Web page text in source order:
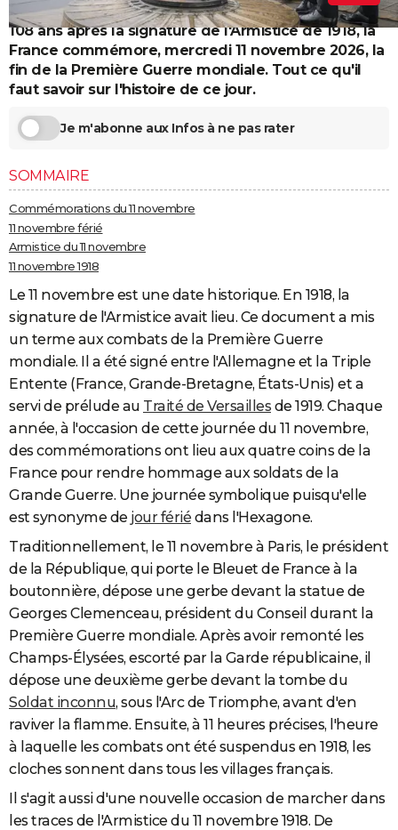
Destinations
City break
Voyage nature
Voyage de noces
Forum
Climat
+
PHOTO
GUIDES D'ACHAT
BONS PLANS
CARTE DE VOEUX
PROGRAMME TV
COPAINS D'AVANT
S'inscrire
Se connecter
Lycées
Collèges
Primaires
Universités
Entreprises
Service militaire
Avis de recherche
AVIS DE DÉCÈS
FORUM
Bricolage
Lifestyle
Culture
Sport
Auto
Television
Voyage
Cinema
108 ans après la signature de l'Armistice de 1918, la
France commémore, mercredi 11 novembre 2026, la
fin de la Première Guerre mondiale. Tout ce qu'il
faut savoir sur l'histoire de ce jour.
Je m'abonne aux Infos à ne pas rater
SOMMAIRE
Commémorations du 11 novembre
11 novembre férié
Armistice du 11 novembre
11 novembre 1918
Le 11 novembre est une date historique. En 1918, la
signature de l'Armistice avait lieu. Ce document a mis
un terme aux combats de la Première Guerre
mondiale. Il a été signé entre l'Allemagne et la Triple
Entente (France, Grande-Bretagne, États-Unis) et a
servi de prélude au Traité de Versailles de 1919. Chaque
année, à l'occasion de cette journée du 11 novembre,
des commémorations ont lieu aux quatre coins de la
France pour rendre hommage aux soldats de la
Grande Guerre. Une journée symbolique puisqu'elle
est synonyme de jour férié dans l'Hexagone.
Traditionnellement, le 11 novembre à Paris, le président
de la République, qui porte le Bleuet de France à la
boutonnière, dépose une gerbe devant la statue de
Georges Clemenceau, président du Conseil durant la
Première Guerre mondiale. Après avoir remonté les
Champs-Élysées, escorté par la Garde républicaine, il
dépose une deuxième gerbe devant la tombe du
Soldat inconnu, sous l'Arc de Triomphe, avant d'en
raviver la flamme. Ensuite, à 11 heures précises, l'heure
à laquelle les combats ont été suspendus en 1918, les
cloches sonnent dans tous les villages français.
Il s'agit aussi d'une nouvelle occasion de marcher dans
les traces de l'Armistice du 11 novembre 1918. De